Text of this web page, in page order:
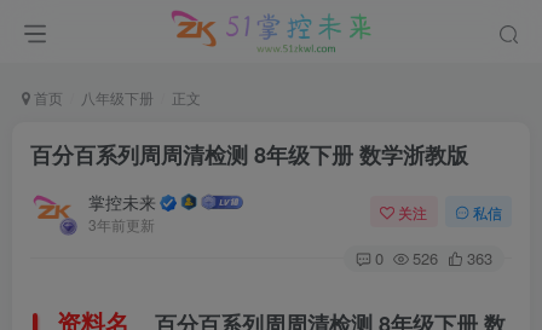
首页 八年级下册 正文
百分百系列周周清检测 8年级下册 数学浙教版
掌控未来
3年前更新
关注 私信
0 526 363
资料名